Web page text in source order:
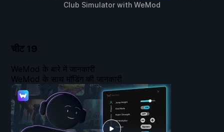
Club Simulator with WeMod
चीट 19
WeMod के बारे में जानकारी
WeMod के साथ मॉडिंग की जानकारी